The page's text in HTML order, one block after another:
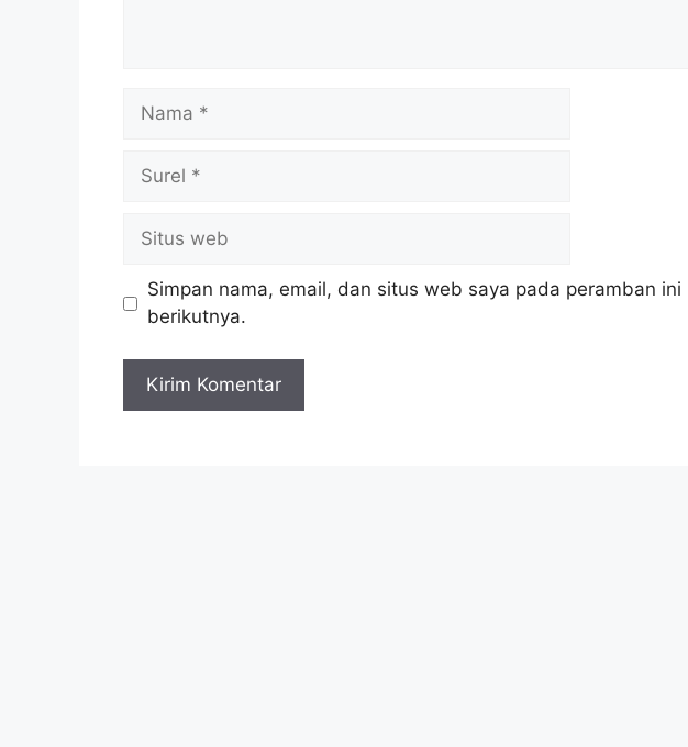
Nama
Surel
Situs
web
Simpan nama, email, dan situs web saya pada peramban
berikutnya.